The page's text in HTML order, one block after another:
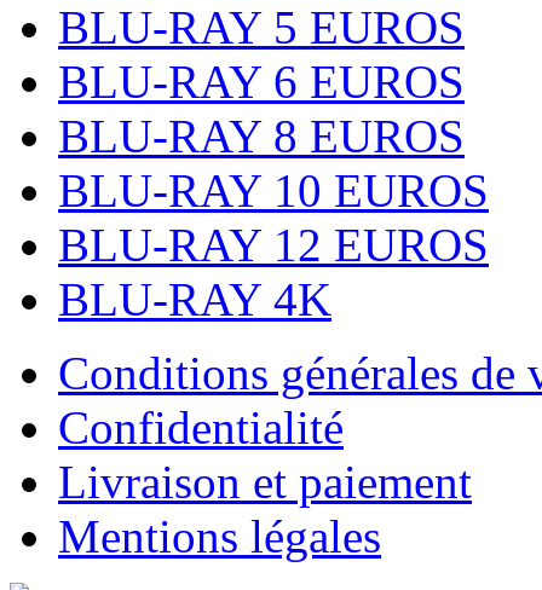
BLU-RAY 5 EUROS
BLU-RAY 6 EUROS
BLU-RAY 8 EUROS
BLU-RAY 10 EUROS
BLU-RAY 12 EUROS
BLU-RAY 4K
Conditions générales de
Confidentialité
Livraison et paiement
Mentions légales